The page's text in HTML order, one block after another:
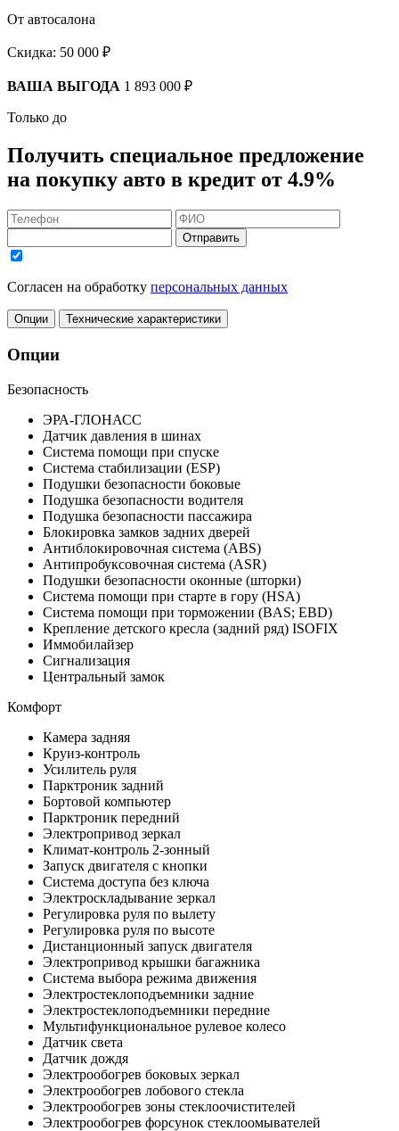
От автосалона
Скидка: 50 000 ₽
ВАША ВЫГОДА 1 893 000 ₽
Только до
Получить специальное предложение
на покупку авто в кредит от 4.9%
Отправить
Согласен на обработку персональных данных
Опции Технические характеристики
Опции
Безопасность
ЭРА-ГЛОНАСС
Датчик давления в шинах
Система помощи при спуске
Система стабилизации (ESP)
Подушки безопасности боковые
Подушка безопасности водителя
Подушка безопасности пассажира
Блокировка замков задних дверей
Антиблокировочная система (ABS)
Антипробуксовочная система (ASR)
Подушки безопасности оконные (шторки)
Система помощи при старте в гору (HSA)
Система помощи при торможении (BAS; EBD)
Крепление детского кресла (задний ряд) ISOFIX
Иммобилайзер
Сигнализация
Центральный замок
Комфорт
Камера задняя
Круиз-контроль
Усилитель руля
Парктроник задний
Бортовой компьютер
Парктроник передний
Электропривод зеркал
Климат-контроль 2-зонный
Запуск двигателя с кнопки
Система доступа без ключа
Электроскладывание зеркал
Регулировка руля по вылету
Регулировка руля по высоте
Дистанционный запуск двигателя
Электропривод крышки багажника
Система выбора режима движения
Электростеклоподъемники задние
Электростеклоподъемники передние
Мультифункциональное рулевое колесо
Датчик света
Датчик дождя
Электрообогрев боковых зеркал
Электрообогрев лобового стекла
Электрообогрев зоны стеклоочистителей
Электрообогрев форсунок стеклоомывателей